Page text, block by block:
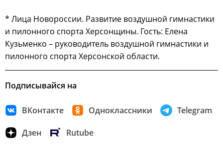
* Лица Новороссии. Развитие воздушной гимнастики
и пилонного спорта Херсонщины. Гость: Елена
Кузьменко – руководитель воздушной гимнастики и
пилонного спорта Херсонской области.
Подписывайся на
ВКонтакте Одноклассники Telegram
Дзен Rutube